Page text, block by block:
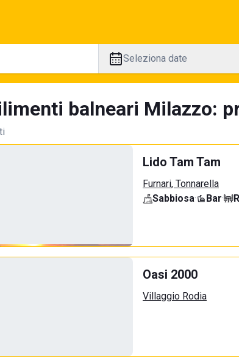
Seleziona date
balneari Milazzo:
Lido Tam Tam
Furnari, Tonnarella
Sabbiosa· Bar·
Oasi 2000
Villaggio Rodia